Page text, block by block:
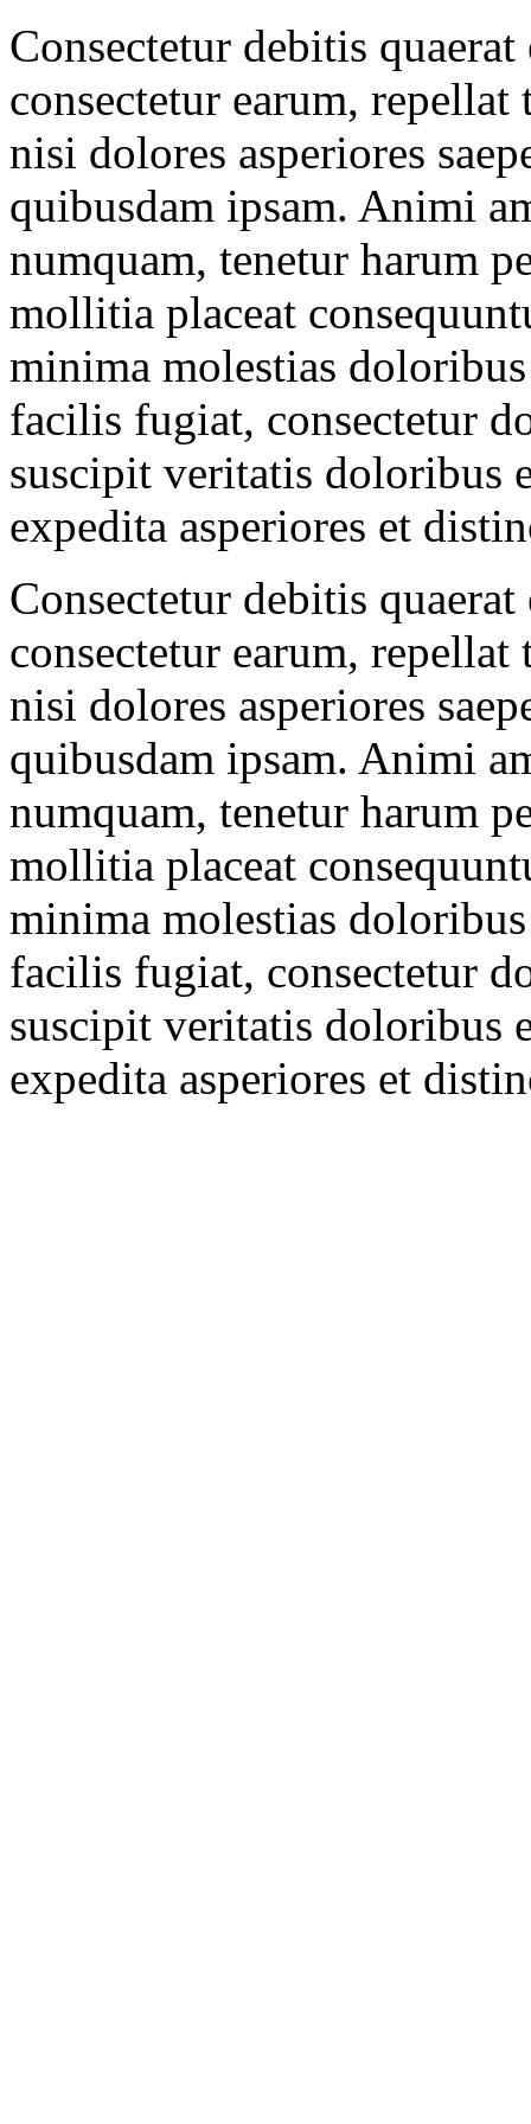
Consectetur debitis
consectetur earum,
nisi dolores asperiores
quibusdam ipsam. Animi
numquam, tenetur harum
mollitia placeat
minima molestias
facilis fugiat, consectetur
suscipit veritatis doloribus
expedita asperiores et
Consectetur debitis
consectetur earum,
nisi dolores asperiores
quibusdam ipsam. Animi
numquam, tenetur harum
mollitia placeat
minima molestias
facilis fugiat, consectetur
suscipit veritatis doloribus
expedita asperiores et